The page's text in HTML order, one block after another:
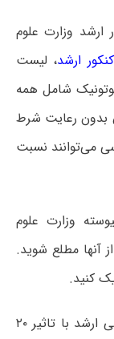
وزارت علوم
ارشد، لیست
شامل همه
بدون رعایت شرط
می‌توانند نسبت
وزارت علوم
آنها مطلع شوید.
کنید.
قابل توجه است که معدل در آزمون کارشناسی ارشد با تاثیر ۲۰